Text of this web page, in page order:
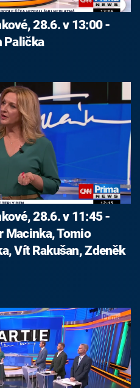
28.6. v 13:00 -
Palička
28.6. v 11:45 -
Macinka, Tomio
Vít Rakušan, Zdeněk